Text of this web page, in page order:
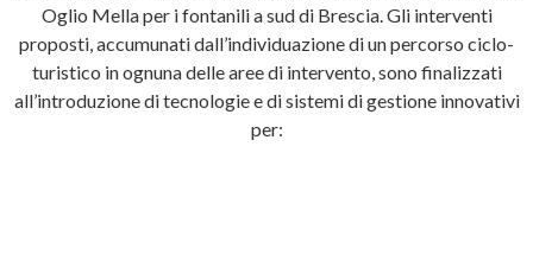
Oglio Mella per i fontanili a sud di Brescia. Gli interventi
proposti, accumunati dall’individuazione di un percorso ciclo-
turistico in ognuna delle aree di intervento, sono finalizzati
all’introduzione di tecnologie e di sistemi di gestione innovativi
per: